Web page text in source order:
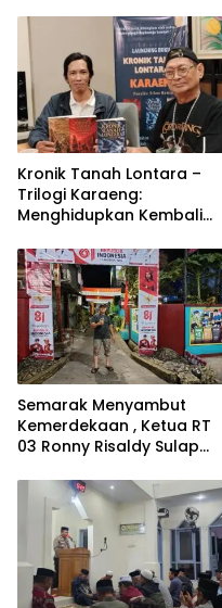
Kronik Tanah Lontara –
Trilogi Karaeng:
Menghidupkan Kembali
Tanah Makassar Melalui
Sastra
Semarak Menyambut
Kemerdekaan , Ketua RT
03 Ronny Risaldy Sulap